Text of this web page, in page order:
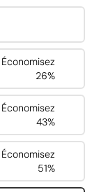
Économisez
26%
Économisez
43%
Économisez
51%